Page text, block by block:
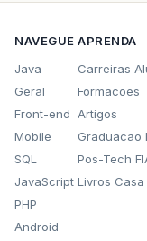
NAVEGUE
Java
Geral
Front-end
Mobile
SQL
JavaScript
PHP
Android
APRENDA
Carreiras
Formacoes
Artigos
Graduacao
Pos-Tech
Livros